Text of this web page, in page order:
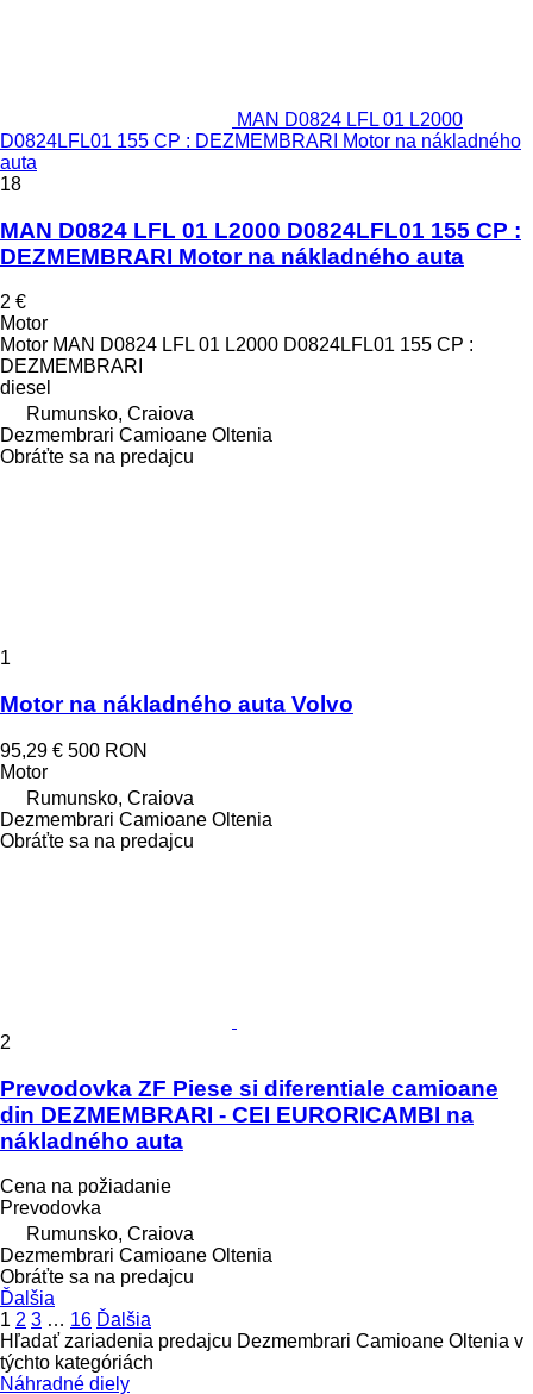
MAN D0824 LFL 01 L2000
D0824LFL01 155 CP : DEZMEMBRARI Motor na nákladného
auta
18
MAN D0824 LFL 01 L2000 D0824LFL01 155 CP :
DEZMEMBRARI Motor na nákladného auta
2 €
Motor
Motor MAN D0824 LFL 01 L2000 D0824LFL01 155 CP :
DEZMEMBRARI
diesel
Rumunsko, Craiova
Dezmembrari Camioane Oltenia
Obráťte sa na predajcu
1
Motor na nákladného auta Volvo
95,29 € 500 RON
Motor
Rumunsko, Craiova
Dezmembrari Camioane Oltenia
Obráťte sa na predajcu
2
Prevodovka ZF Piese si diferentiale camioane
din DEZMEMBRARI - CEI EURORICAMBI na
nákladného auta
Cena na požiadanie
Prevodovka
Rumunsko, Craiova
Dezmembrari Camioane Oltenia
Obráťte sa na predajcu
Ďalšia
1 2 3 … 16 Ďalšia
Hľadať zariadenia predajcu Dezmembrari Camioane Oltenia v
týchto kategóriách
Náhradné diely